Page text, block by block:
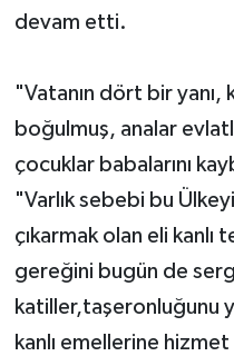
devam etti.
"Vatanın dört bir yanı,
boğulmuş, analar
çocuklar babalarını
"Varlık sebebi bu
çıkarmak olan eli kanlı
gereğini bugün de
katiller,taşeronluğunu
kanlı emellerine